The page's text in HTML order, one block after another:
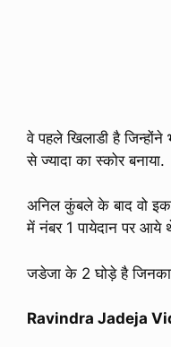
वे पहले खिलाडी है
से ज्यादा का स्कोर बनाया.
अनिल कुंबले के बाद वो
में नंबर 1 पायेदान पर आये
जडेजा के 2 घोड़े है
Ravindra Jadeja